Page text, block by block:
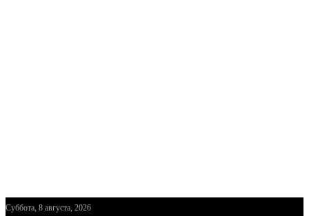
Суббота, 8 августа, 2026